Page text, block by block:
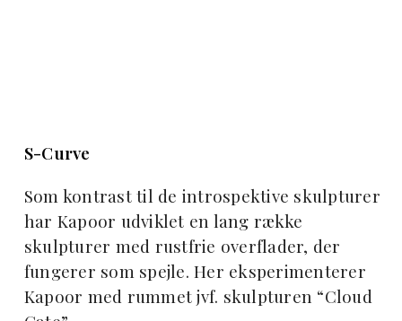
S-Curve
Som kontrast til de introspektive skulpturer
har Kapoor udviklet en lang række
skulpturer med rustfrie overflader, der
fungerer som spejle. Her eksperimenterer
Kapoor med rummet jvf. skulpturen “Cloud